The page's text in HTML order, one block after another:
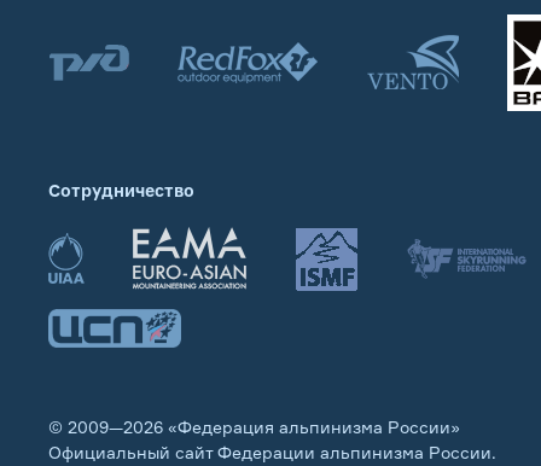
Сотрудничество
© 2009—2026 «Федерация альпинизма России»
Официальный сайт Федерации альпинизма России.